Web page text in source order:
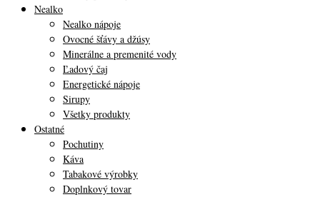
Nealko
Nealko nápoje
Ovocné šťávy a džúsy
Minerálne a premenité vody
Ľadový čaj
Energetické nápoje
Sirupy
Všetky produkty
Ostatné
Pochutiny
Káva
Tabakové výrobky
Doplnkový tovar